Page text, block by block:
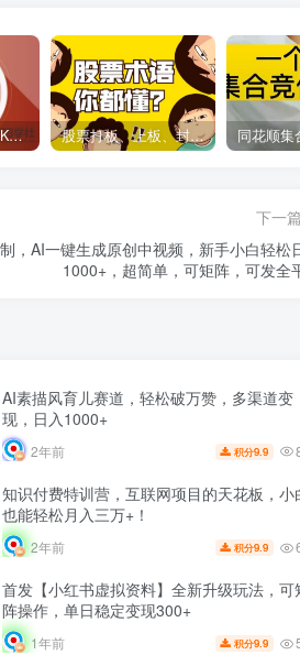
超级简单！同花顺K线界面显示行业概念指标代码图解 股票打板、上板、封板、翘板、炸板是什么意思？炒股你必须懂的暗语！
下一篇
，AI一键生成原创中视频，新手小白轻松
1000+，超简单，可矩阵，可发全
AI素描风育儿赛道，轻松破万赞，多渠道变
现，日入1000+
2年前 积分9.9
知识付费特训营，互联网项目的天花板，小
也能轻松月入三万+！
2年前 积分9.9
首发【小红书虚拟资料】全新升级玩法，可
阵操作，单日稳定变现300+
1年前 积分9.9